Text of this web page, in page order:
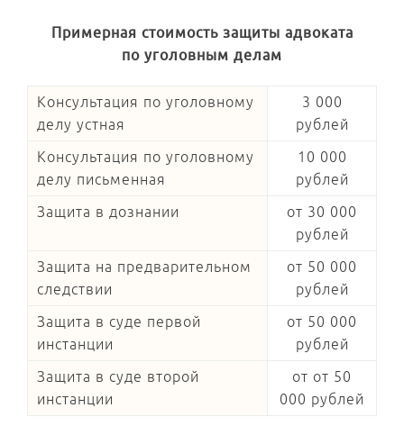
Примерная стоимость защиты адвоката
по уголовным делам
Консультация по уголовному
делу устная
3 000
рублей
Консультация по уголовному
делу письменная
10 000
рублей
Защита в дознании
от 30 000
рублей
Защита на предварительном
следствии
от 50 000
рублей
Защита в суде первой
инстанции
от 50 000
рублей
Защита в суде второй
инстанции
от от 50
000 рублей